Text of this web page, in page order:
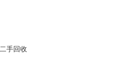
二手回收